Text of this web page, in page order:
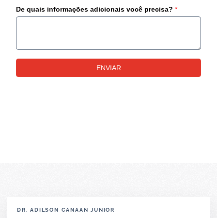
De quais informações adicionais você precisa? *
ENVIAR
DR. ADILSON CANAAN JUNIOR